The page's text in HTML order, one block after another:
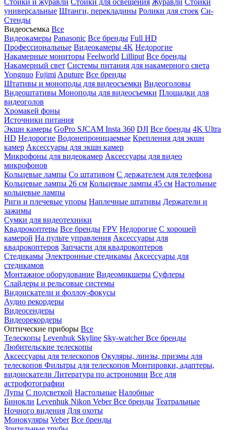
Стойки и журавли Стойки для освещения Журавли Стойки
универсальные Штанги, перекладины Ролики для стоек Си-
Стенды
Видеосъемка Все
Видеокамеры Panasonic Все бренды Full HD
Профессиональные Видеокамеры 4K Недорогие
Накамерные мониторы Feelworld Lilliput Все бренды
Накамерный свет Системы питания для накамерного света
Yongnuo Fujimi Aputure Все бренды
Штативы и моноподы для видеосъемки Видеоголовы
Видеоштативы Моноподы для видеосъемки Площадки для
видеоголов
Хромакей фоны
Источники питания
Экшн камеры GoPro SJCAM Insta 360 DJI Все бренды 4K Ultra
HD Недорогие Водонепроницаемые Крепления для экшн
камер Аксессуары для экшн камер
Микрофоны для видеокамер Аксессуары для видео
микрофонов
Кольцевые лампы Со штативом C держателем для телефона
Кольцевые лампы 26 см Кольцевые лампы 45 см Настольные
кольцевые лампы
Риги и плечевые упоры Наплечные штативы Держатели и
зажимы
Сумки для видеотехники
Квадрокоптеры Все бренды FPV Недорогие С хорошей
камерой На пульте управления Аксессуары для
квадрокоптеров Запчасти для квадрокоптеров
Стедикамы Электронные стедикамы Аксессуары для
стедикамов
Монтажное оборудование Видеомикшеры Суфлеры
Слайдеры и рельсовые системы
Видоискатели и фоллоу-фокусы
Аудио рекордеры
Видеосендеры
Видеорекордеры
Оптические приборы Все
Телескопы Levenhuk Skyline Sky-watcherВсе бренды
Любительские телескопы
Аксессуары для телескопов Окуляры, линзы, призмы для
телескопов Фильтры для телескопов Монтировки, адаптеры,
видоискатели Литература по астрономии Все для
астрофотографии
Лупы С подсветкой Настольные Налобные
Бинокли Levenhuk Nikon VeberВсе бренды Театральные
Ночного видения Для охоты
Монокуляры Veber Все бренды